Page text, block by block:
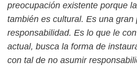
preocupación existente porque
también es cultural. Es una gran
responsabilidad. Es lo que le
actual, busca la forma de
con tal de no asumir